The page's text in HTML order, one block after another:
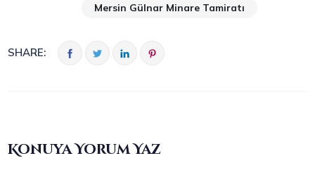
Mersin Gülnar Minare Tamiratı
SHARE:
Konuya Yorum Yaz